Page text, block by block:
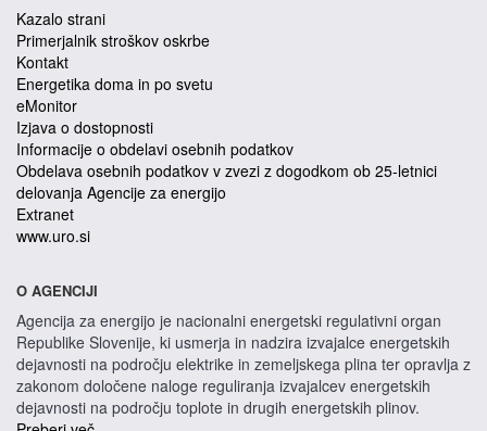
Kazalo strani
Primerjalnik stroškov oskrbe
Kontakt
Energetika doma in po svetu
eMonitor
Izjava o dostopnosti
Informacije o obdelavi osebnih podatkov
Obdelava osebnih podatkov v zvezi z dogodkom ob 25-letnici
delovanja Agencije za energijo
Extranet
www.uro.si
O AGENCIJI
Agencija za energijo je nacionalni energetski regulativni organ
Republike Slovenije, ki usmerja in nadzira izvajalce energetskih
dejavnosti na področju elektrike in zemeljskega plina ter opravlja z
zakonom določene naloge reguliranja izvajalcev energetskih
dejavnosti na področju toplote in drugih energetskih plinov.